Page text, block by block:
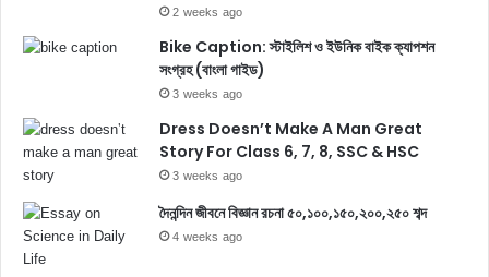
2 weeks ago
Bike Caption: স্টাইলিশ ও ইউনিক বাইক ক্যাপশন
সংগ্রহ (বাংলা গাইড)
3 weeks ago
Dress Doesn’t Make A Man Great
Story For Class 6, 7, 8, SSC & HSC
3 weeks ago
দৈনন্দিন জীবনে বিজ্ঞান রচনা ৫০,১০০,১৫০,২০০,২৫০ শব্দ
4 weeks ago